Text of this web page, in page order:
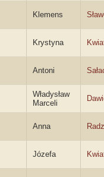
Klemens
Krystyna
Antoni
Władysław
Marceli
Anna
Józefa